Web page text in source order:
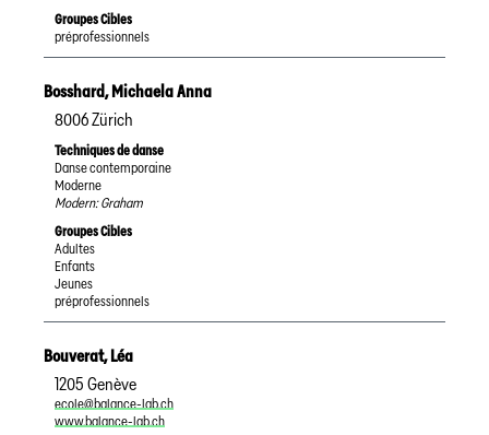
Groupes Cibles
préprofessionnels
Bosshard,Michaela Anna
8006Zürich
Techniques de danse
Danse contemporaine
Moderne
Modern: Graham
Groupes Cibles
Adultes
Enfants
Jeunes
préprofessionnels
Bouverat,Léa
1205 Genève
ecole@balance-lab.ch
www.balance-lab.ch